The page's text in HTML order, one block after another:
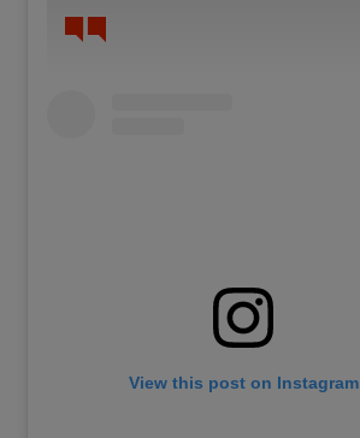
View this post on Instagram